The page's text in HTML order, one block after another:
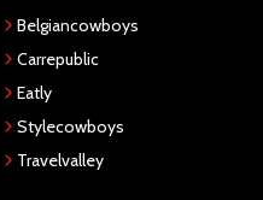
Belgiancowboys
Carrepublic
Eatly
Stylecowboys
Travelvalley